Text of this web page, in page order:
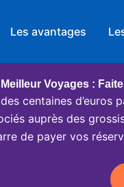
Les avantages
Meilleur Voyages :
centaines d’euros
auprès des
de payer vos